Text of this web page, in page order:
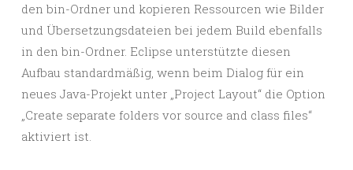
den bin-Ordner und kopieren Ressourcen wie Bilder
und Übersetzungsdateien bei jedem Build ebenfalls
in den bin-Ordner. Eclipse unterstützte diesen
Aufbau standardmäßig, wenn beim Dialog für ein
neues Java-Projekt unter „Project Layout“ die Option
„Create separate folders vor source and class files“
aktiviert ist.